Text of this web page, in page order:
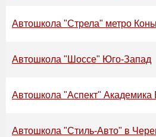
Автошкола "Стрела" метро
Автошкола "Шоссе" Юго-Запад
Автошкола "Аспект" Академика
Автошкола "Стиль-Авто" в